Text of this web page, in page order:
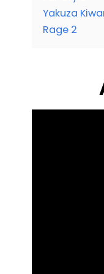
Yakuza
Rage 2